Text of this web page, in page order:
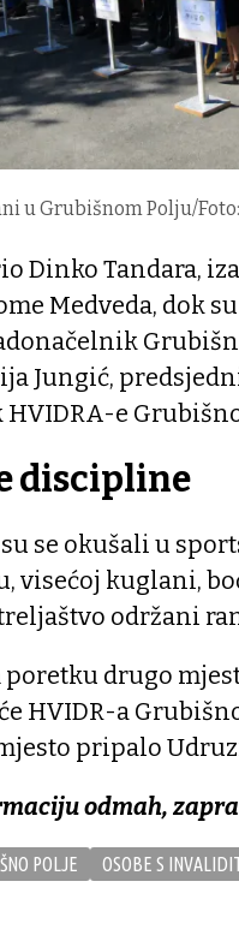
u Grubišnom Polju/
Dinko Tandara,
Medveda, dok
Jungić,
e
discipline
se okušali u
visećoj kuglani,
održani
drugo
HVIDR-a
pripalo
odmah,
POLJE OSOBE S